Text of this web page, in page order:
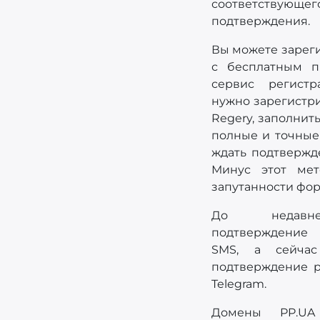
подтверждения.
Вы можете
с бесплатным
сервис
нужно
Regery,
полные и
ждать
Минус этот
запутанности
До
подтверждение
SMS, а
подтверждение
Telegram.
Домены